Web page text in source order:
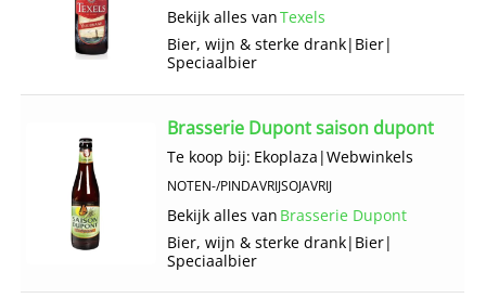
Bekijk alles vanTexels
Bier, wijn & sterke drank| Bier|
Speciaalbier
Brasserie Dupont saison dupont
Te koop bij: Ekoplaza |Webwinkels
NOTEN-/PINDAVRIJSOJAVRIJ
Bekijk alles van Brasserie Dupont
Bier, wijn & sterke drank| Bier|
Speciaalbier